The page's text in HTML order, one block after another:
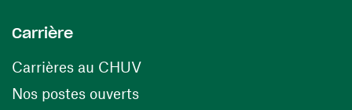
Carrière
Carrières au CHUV(ouvre une nouvelle fenêtre)
Nos postes ouverts(ouvre une nouvelle fenêtre)